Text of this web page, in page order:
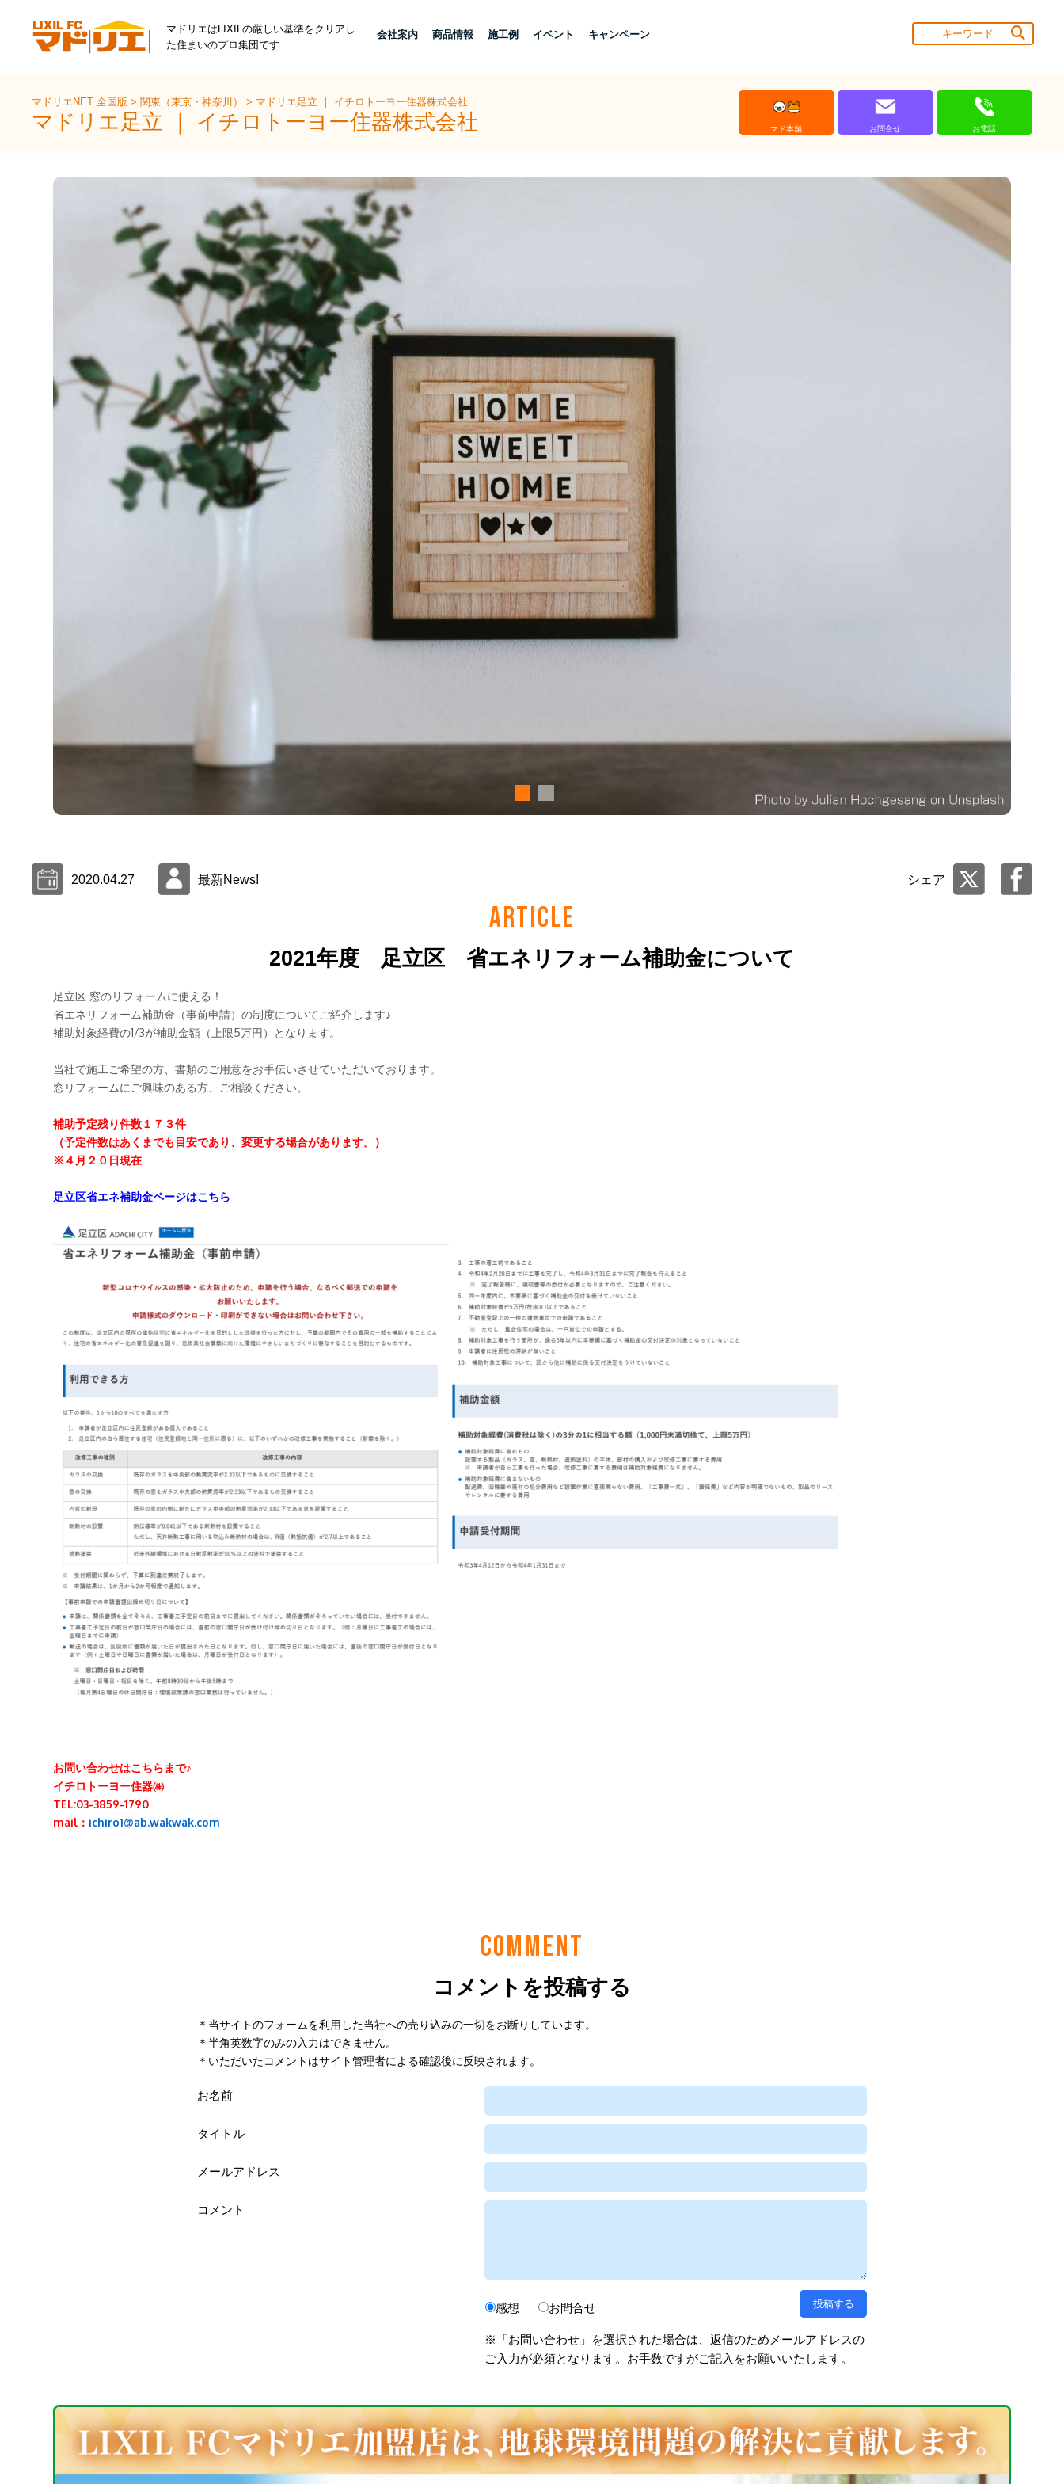
マドリエはLIXILの厳しい基準をクリアし
た住まいのプロ集団です
会社案内 商品情報 施工例 イベント キャンペーン
マドリエNET 全国版>関東（東京・神奈川）> マドリエ足立 ｜ イチロトーヨー住器株式会社
マドリエ足立 ｜ イチロトーヨー住器株式会社 マド本舗 お問合せ お電話
2020.04.27 最新News! シェア
ARTICLE
2021年度 足立区 省エネリフォーム補助金について
COMMENT
コメントを投稿する
＊当サイトのフォームを利用した当社への売り込みの一切をお断りしています。
＊半角英数字のみの入力はできません。
＊いただいたコメントはサイト管理者による確認後に反映されます。
お名前
タイトル
メールアドレス
コメント
感想 お問合せ
※「お問い合わせ」を選択された場合は、返信のためメールアドレスの
ご入力が必須となります。お手数ですがご記入をお願いいたします。